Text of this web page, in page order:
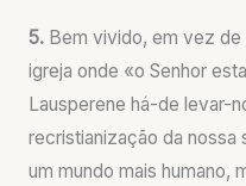
5. Bem vivido, em vez de
igreja onde «o Senhor
Lausperene há-de levar-
recristianização da nossa
um mundo mais humano,